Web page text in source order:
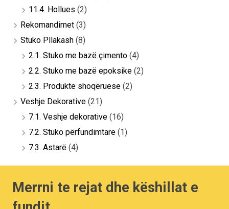
11.4. Hollues (2)
Rekomandimet (3)
Stuko Pllakash (8)
2.1. Stuko me bazë çimento (4)
2.2. Stuko me bazë epoksike (2)
2.3. Produkte shoqëruese (2)
Veshje Dekorative (21)
7.1. Veshje dekorative (16)
7.2. Stuko përfundimtare (1)
7.3. Astarë (4)
Merrni te rejat dhe këshillat e